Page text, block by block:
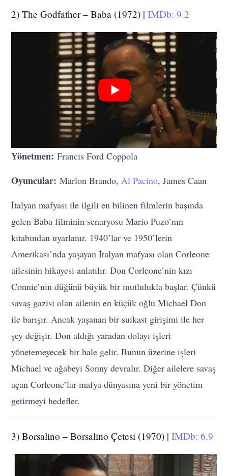
2) The Godfather – Baba (1972) |IMDb: 9.2
Yönetmen:Francis Ford Coppola
Oyuncular:Marlon Brando, Al Pacino, James Caan
İtalyan mafyası ile ilgili en bilinen filmlerin başında
gelen Baba filminin senaryosu Mario Puzo’nın
kitabından uyarlanır. 1940’lar ve 1950’lerin
Amerikası’nda yaşayan İtalyan mafyası olan Corleone
ailesinin hikayesi anlatılır. Don Corleone’nin kızı
Connie’nin düğünü büyük bir mutlulukla başlar. Çünkü
savaş gazisi olan ailenin en küçük oğlu Michael Don
ile barışır. Ancak yaşanan bir suikast girişimi ile her
şey değişir. Don aldığı yaradan dolayı işleri
yönetemeyecek bir hale gelir. Bunun üzerine işleri
Michael ve ağabeyi Sonny devralır. Diğer ailelere savaş
açan Corleone’lar mafya dünyasına yeni bir yönetim
getirmeyi hedefler.
3) Borsalino – Borsalino Çetesi (1970) |IMDb: 6.9